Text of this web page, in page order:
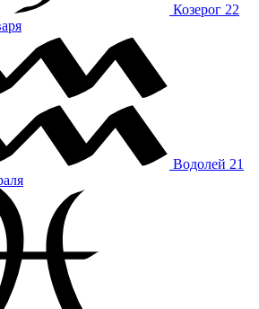
Козерог 22
Водолей 21